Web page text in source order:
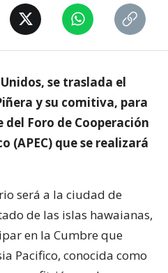
se traslada el
y su comitiva, para
Foro de Cooperación
(APEC) que se realizará
será a la ciudad de
de las islas hawaianas,
en la Cumbre que
Pacifico, conocida como